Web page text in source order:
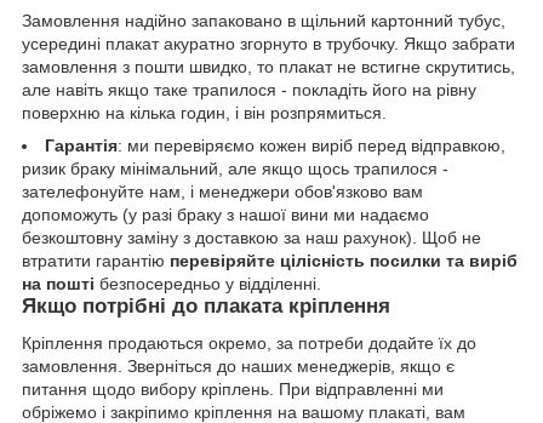
Замовлення надійно запаковано в щільний картонний тубус,
усередині плакат акуратно згорнуто в трубочку. Якщо забрати
замовлення з пошти швидко, то плакат не встигне скрутитись,
але навіть якщо таке трапилося - покладіть його на рівну
поверхню на кілька годин, і він розпрямиться.
Гарантія: ми перевіряємо кожен виріб перед відправкою,
ризик браку мінімальний, але якщо щось трапилося -
зателефонуйте нам, і менеджери обов'язково вам
допоможуть (у разі браку з нашої вини ми надаємо
безкоштовну заміну з доставкою за наш рахунок). Щоб не
втратити гарантію перевіряйте цілісність посилки та виріб
на пошті безпосередньо у відділенні.
Якщо потрібні до плаката кріплення
Кріплення продаються окремо, за потреби додайте їх до
замовлення. Зверніться до наших менеджерів, якщо є
питання щодо вибору кріплень. При відправленні ми
обріжемо і закріпимо кріплення на вашому плакаті, вам